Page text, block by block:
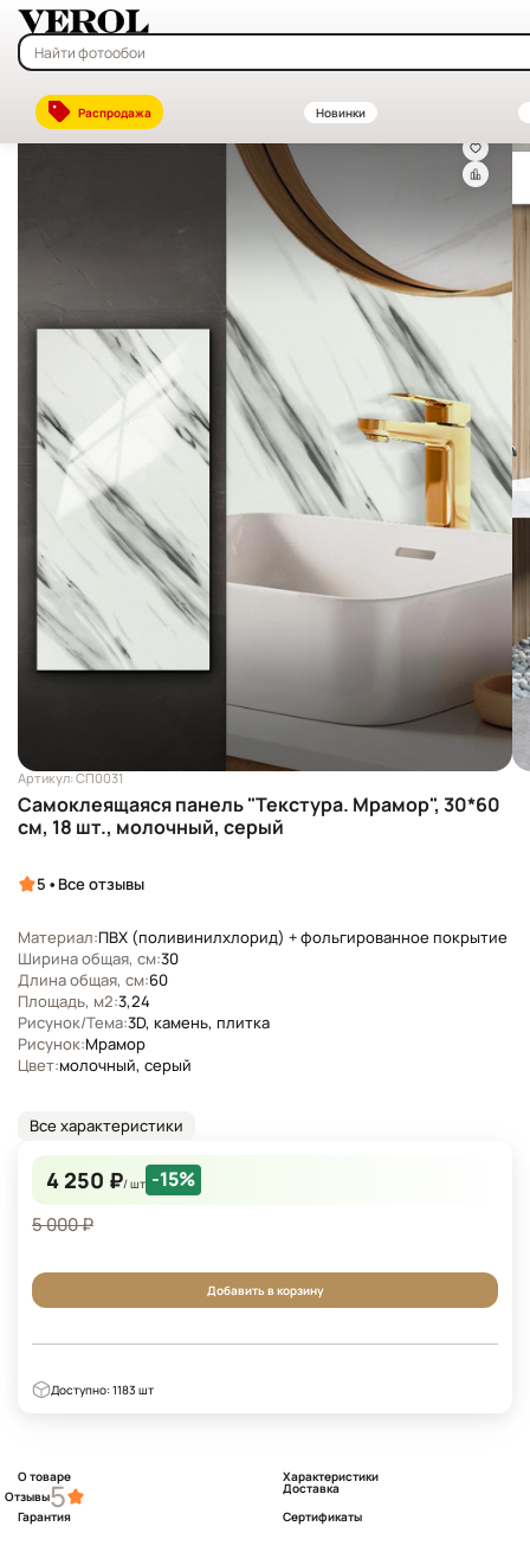
Распродажа Новинки
Главная—Каталог
Артикул: СП0031
Самоклеящаяся панель "Текстура. Мрамор", 30*60
см, 18 шт., молочный, серый
5 • Все отзывы
Материал:ПВХ (поливинилхлорид) + фольгированное покрытие
Ширина общая, см:30
Длина общая, см:60
Площадь, м2:3,24
Рисунок/Тема:3D, камень, плитка
Рисунок:Мрамор
Цвет:молочный, серый
Все характеристики
4 250 ₽/ шт -15%
5 000 ₽
Добавить в корзину
Доступно: 1183 шт
О товаре
Характеристики
Отзывы5
Доставка
Гарантия
Сертификаты